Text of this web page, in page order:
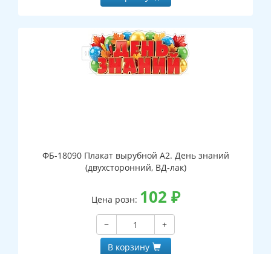
ФБ-18090 Плакат вырубной А2. День знаний
(двухсторонний, ВД-лак)
Цена розн: 102 ₽
−
+
В корзину